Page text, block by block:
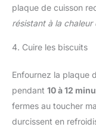
plaque de cuisson
résistant à la
4. Cuire les biscuits
Enfournez la plaque
pendant 10 à 12
fermes au toucher
durcissent en